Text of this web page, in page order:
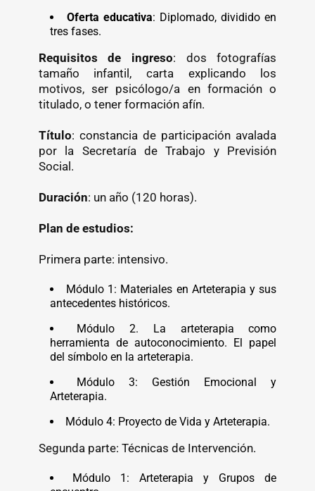
Oferta educativa: Diplomado, dividido en
tres fases.
Requisitos de ingreso: dos fotografías
tamaño infantil, carta explicando los
motivos, ser psicólogo/a en formación o
titulado, o tener formación afín.
Título: constancia de participación avalada
por la Secretaría de Trabajo y Previsión
Social.
Duración: un año (120 horas).
Plan de estudios:
Primera parte: intensivo.
Módulo 1: Materiales en Arteterapia y sus
antecedentes históricos.
Módulo 2. La arteterapia como
herramienta de autoconocimiento. El papel
del símbolo en la arteterapia.
Módulo 3: Gestión Emocional y
Arteterapia.
Módulo 4: Proyecto de Vida y Arteterapia.
Segunda parte: Técnicas de Intervención.
Módulo 1: Arteterapia y Grupos de